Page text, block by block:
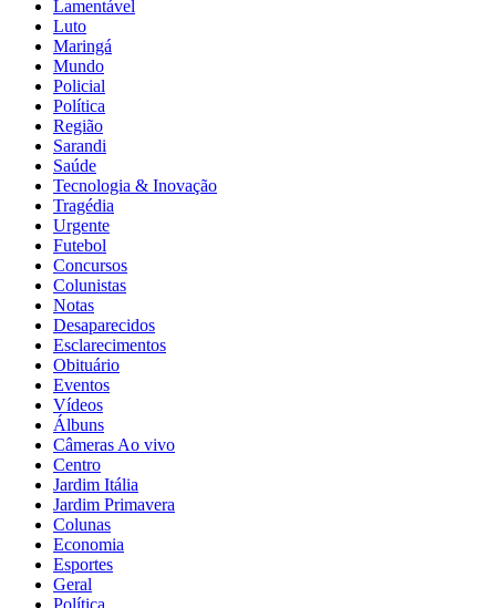
Termos de Uso e Privacidade
Lamentável
Luto
Maringá
Mundo
Policial
Política
Região
Sarandi
Saúde
Tecnologia & Inovação
Tragédia
Urgente
Futebol
Concursos
Colunistas
Notas
Desaparecidos
Esclarecimentos
Obituário
Eventos
Vídeos
Álbuns
Câmeras Ao vivo
Centro
Jardim Itália
Jardim Primavera
Colunas
Economia
Esportes
Geral
Política